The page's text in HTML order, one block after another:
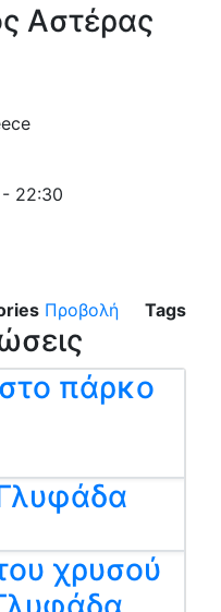
Αστέρας
- 22:30
Προβολή Tags
πάρκο
χρυσού